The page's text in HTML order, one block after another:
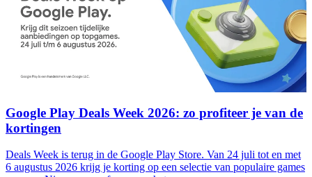
Google Play Deals Week 2026: zo profiteer je van de
kortingen
Deals Week is terug in de Google Play Store. Van 24 juli tot en met
6 augustus 2026 krijg je korting op een selectie van populaire games